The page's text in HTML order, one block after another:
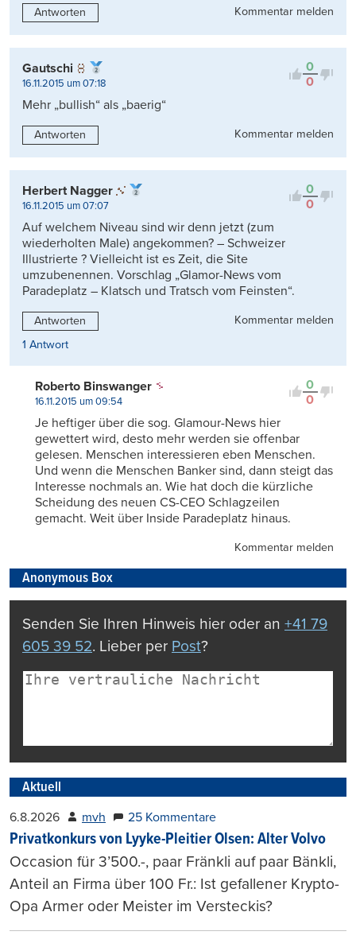
Antworten Kommentar melden
0
0
Gautschi
16.11.2015 um 07:18
Mehr „bullish“ als „baerig“
Antworten Kommentar melden
0
0
Herbert Nagger
16.11.2015 um 07:07
Auf welchem Niveau sind wir denn jetzt (zum
wiederholten Male) angekommen? – Schweizer
Illustrierte ? Vielleicht ist es Zeit, die Site
umzubenennen. Vorschlag „Glamor-News vom
Paradeplatz – Klatsch und Tratsch vom Feinsten“.
Antworten
Kommentar melden
1 Antwort
0
0
Roberto Binswanger
16.11.2015 um 09:54
Je heftiger über die sog. Glamour-News hier
gewettert wird, desto mehr werden sie offenbar
gelesen. Menschen interessieren eben Menschen.
Und wenn die Menschen Banker sind, dann steigt das
Interesse nochmals an. Wie hat doch die kürzliche
Scheidung des neuen CS-CEO Schlagzeilen
gemacht. Weit über Inside Paradeplatz hinaus.
Kommentar melden
Anonymous Box
Senden Sie Ihren Hinweis hier oder an +41 79
605 39 52. Lieber per Post?
Aktuell
6.8.2026 mvh 25 Kommentare
Privatkonkurs von Lyyke-Pleitier Olsen: Alter Volvo
Occasion für 3’500.-, paar Fränkli auf paar Bänkli,
Anteil an Firma über 100 Fr.: Ist gefallener Krypto-
Opa Armer oder Meister im Versteckis?